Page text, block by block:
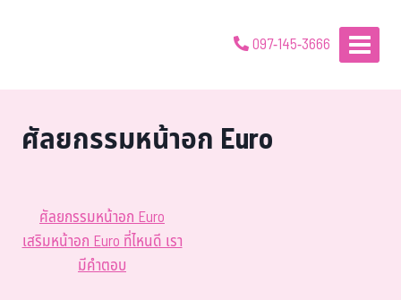
097-145-3666
ศัลยกรรมหน้าอก Euro
ศัลยกรรมหน้าอก Euro
เสริมหน้าอก Euro ที่ไหนดี เรา
มีคำตอบ